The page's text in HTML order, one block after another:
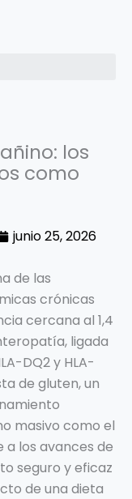
los
como
junio 25, 2026
de las
crónicas
cercana al 1,4
ligada
DQ2 y HLA-
de gluten, un
masivo como el
a los avances de
seguro y eficaz
de una dieta